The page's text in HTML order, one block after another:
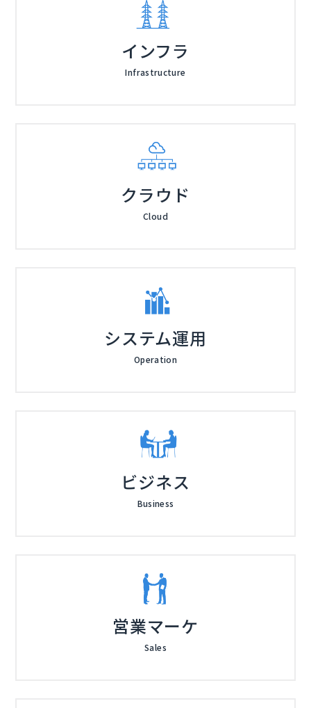
インフラ
Infrastructure
クラウド
Cloud
システム運用
Operation
ビジネス
Business
営業マーケ
Sales